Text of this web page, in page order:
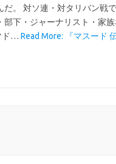
だ。 対ソ連・対タリバン戦
部下・ジャーナリスト・家
ド… Read More: 『マスード